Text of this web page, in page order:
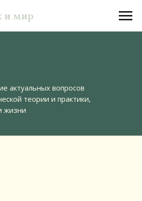
и мирстолы 2020 -
актуальных вопросов
теории и практики,
жизни